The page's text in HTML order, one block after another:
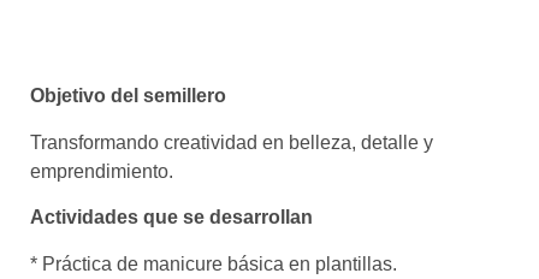
Objetivo del semillero
Transformando creatividad en belleza, detalle y
emprendimiento.
Actividades que se desarrollan
* Práctica de manicure básica en plantillas.